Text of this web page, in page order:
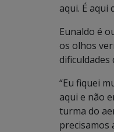
aqui. É aqui
Eunaldo é
os olhos
“Eu fiquei
aqui e não
turma do
precisamos